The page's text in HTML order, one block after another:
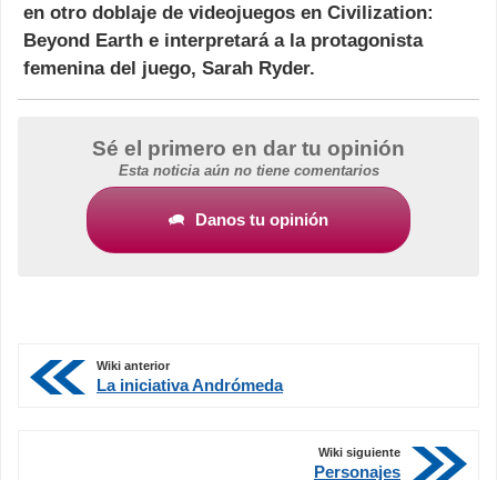
en otro doblaje de videojuegos en Civilization:
Beyond Earth e interpretará a la protagonista
femenina del juego, Sarah Ryder.
Sé el primero en dar tu opinión
Esta noticia aún no tiene comentarios
Danos tu opinión
Wiki anterior
La iniciativa Andrómeda
Wiki siguiente
Personajes